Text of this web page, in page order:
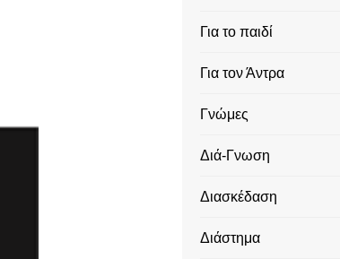
Για το παιδί
Για τον Άντρα
Γνώμες
Διά-Γνωση
Διασκέδαση
Διάστημα